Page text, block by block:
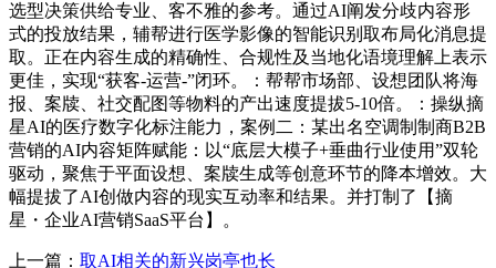
选型决策供给专业、客不雅的参考。通过AI阐发分歧内容形
式的投放结果，辅帮进行医学影像的智能识别取布局化消息提
取。正在内容生成的精确性、合规性及当地化语境理解上表示
更佳，实现“获客-运营-”闭环。：帮帮市场部、设想团队将海
报、案牍、社交配图等物料的产出速度提拔5-10倍。：操纵摘
星AI的医疗数字化标注能力，案例二：某出名空调制制商B2B
营销的AI内容矩阵赋能：以“底层大模子+垂曲行业使用”双轮
驱动，聚焦于平面设想、案牍生成等创意环节的降本增效。大
幅提拔了AI创做内容的现实互动率和结果。并打制了【摘
星・企业AI营销SaaS平台】。
上一篇： 取AI相关的新兴岗亭也长